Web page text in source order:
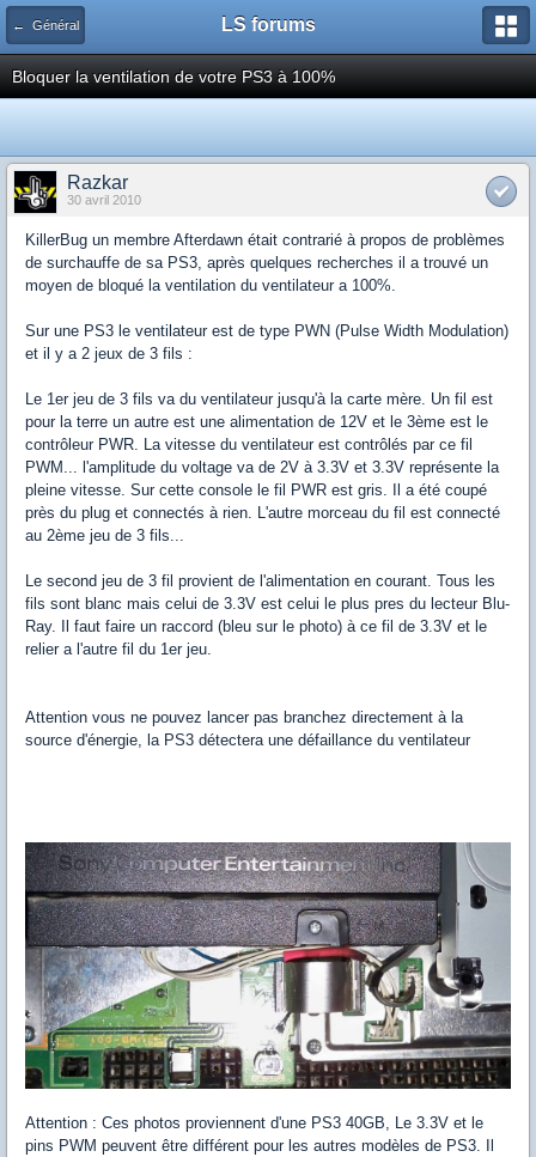
← Général LS forums
Bloquer la ventilation de votre PS3 à 100%
Razkar
30 avril 2010
KillerBug un membre Afterdawn était contrarié à propos de problèmes
de surchauffe de sa PS3, après quelques recherches il a trouvé un
moyen de bloqué la ventilation du ventilateur a 100%.
Sur une PS3 le ventilateur est de type PWN (Pulse Width Modulation)
et il y a 2 jeux de 3 fils :
Le 1er jeu de 3 fils va du ventilateur jusqu'à la carte mère. Un fil est
pour la terre un autre est une alimentation de 12V et le 3ème est le
contrôleur PWR. La vitesse du ventilateur est contrôlés par ce fil
PWM... l'amplitude du voltage va de 2V à 3.3V et 3.3V représente la
pleine vitesse. Sur cette console le fil PWR est gris. Il a été coupé
près du plug et connectés à rien. L'autre morceau du fil est connecté
au 2ème jeu de 3 fils...
Le second jeu de 3 fil provient de l'alimentation en courant. Tous les
fils sont blanc mais celui de 3.3V est celui le plus pres du lecteur Blu-
Ray. Il faut faire un raccord (bleu sur le photo) à ce fil de 3.3V et le
relier a l'autre fil du 1er jeu.
Attention vous ne pouvez lancer pas branchez directement à la
source d'énergie, la PS3 détectera une défaillance du ventilateur
Attention : Ces photos proviennent d'une PS3 40GB, Le 3.3V et le
pins PWM peuvent être différent pour les autres modèles de PS3. Il